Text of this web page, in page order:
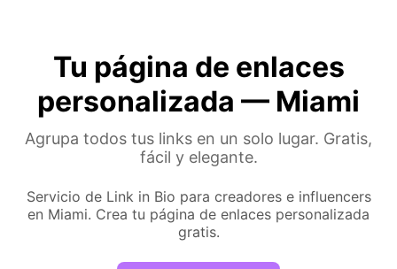
Tu página de enlaces
personalizada — Miami
Agrupa todos tus links en un solo lugar. Gratis,
fácil y elegante.
Servicio de Link in Bio para creadores e influencers
en Miami. Crea tu página de enlaces personalizada
gratis.